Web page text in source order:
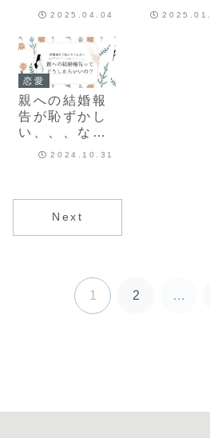
リ！話すべき
2025.04.04
恋愛
親への結婚報
告が恥ずかし
い、、、なん
て言えばいい
2024.10.31
Next
1 2 …